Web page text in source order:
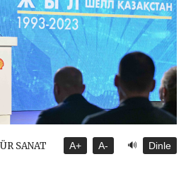
SANAT A+ A- 🔊 Dinle